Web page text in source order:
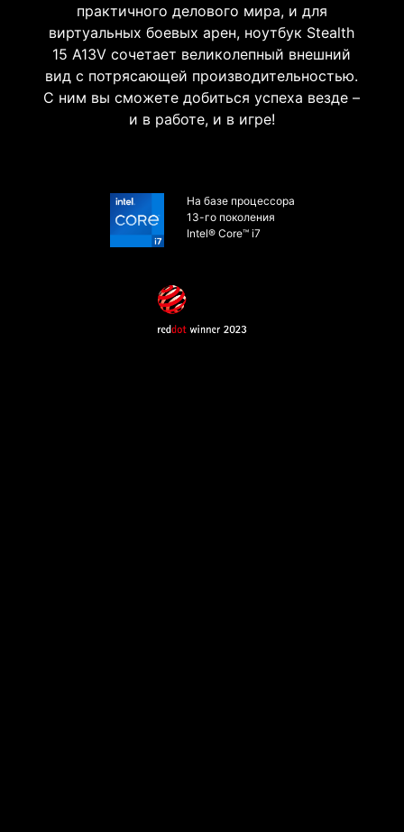
практичного делового мира, и для
виртуальных боевых арен, ноутбук Stealth
15 A13V сочетает великолепный внешний
вид с потрясающей производительностью.
С ним вы сможете добиться успеха везде –
и в работе, и в игре!
На базе процессора
13-го поколения
Intel® Core™ i7